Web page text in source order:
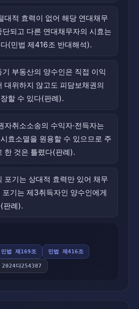
대적 효력이 없어 해당 연대채무
단되고 다른 연대채무자의 시효는
(민법 제416조 반대해석).
부동산의 양수인은 직접 이익
대위하지 않고도 피담보채권의
할 수 있다(판례).
자취소소송의 수익자·전득자는
효소멸을 원용할 수 있으므로 주
한 것은 틀렸다(판례).
포기는 상대적 효력만 있어 채무
포기는 제3취득자인 양수인에게
판례).
민법 제169조 민법 제416조
2024다254387